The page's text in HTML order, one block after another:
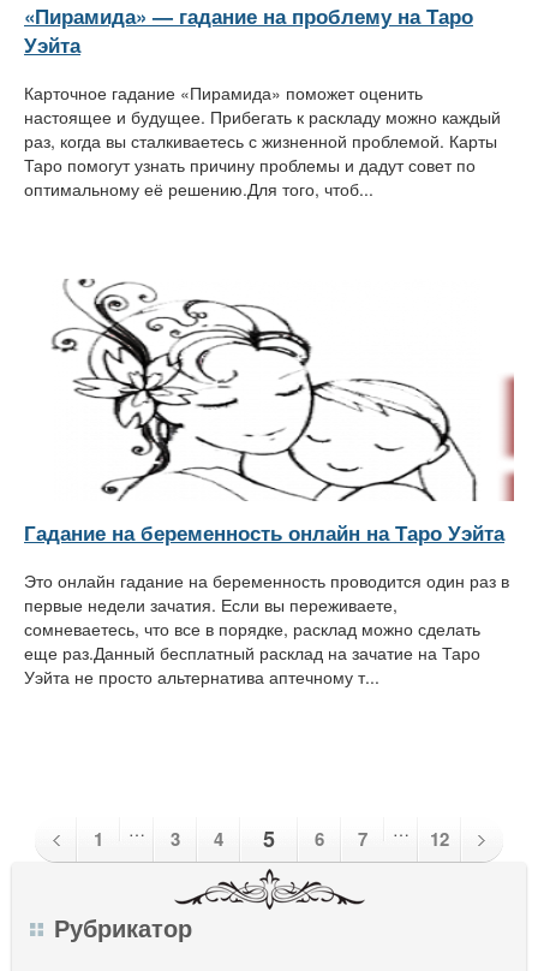
«Пирамида» — гадание на проблему на Таро
Уэйта
Карточное гадание «Пирамида» поможет оценить
настоящее и будущее. Прибегать к раскладу можно каждый
раз, когда вы сталкиваетесь с жизненной проблемой. Карты
Таро помогут узнать причину проблемы и дадут совет по
оптимальному её решению.Для того, чтоб...
Гадание на беременность онлайн на Таро Уэйта
Это онлайн гадание на беременность проводится один раз в
первые недели зачатия. Если вы переживаете,
сомневаетесь, что все в порядке, расклад можно сделать
еще раз.Данный бесплатный расклад на зачатие на Таро
Уэйта не просто альтернатива аптечному т...
1 … 3 4 5 6 7 … 12
Рубрикатор